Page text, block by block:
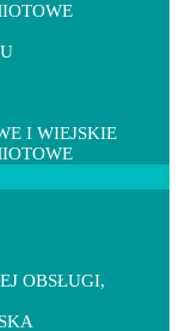
I WIEJSKIE
OBSŁUGI,